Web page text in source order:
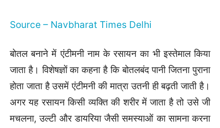
Source – Navbharat Times Delhi
बोतल बनाने में एंटीमनी नाम के रसायन का भी इस्तेमाल किया
जाता है। विशेषज्ञों का कहना है कि बोतलबंद पानी जितना पुराना
होता जाता है उसमें एंटीमनी की मात्रा उतनी ही बढ़ती जाती है।
अगर यह रसायन किसी व्यक्ति की शरीर में जाता है तो उसे जी
मचलना, उल्टी और डायरिया जैसी समस्याओं का सामना करना